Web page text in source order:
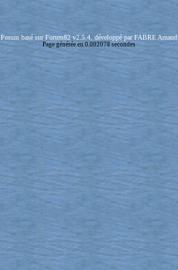
Forum basé sur Forum82 v2.5.4, développé par FABRE Arnaud
Page générée en 0.002078 secondes